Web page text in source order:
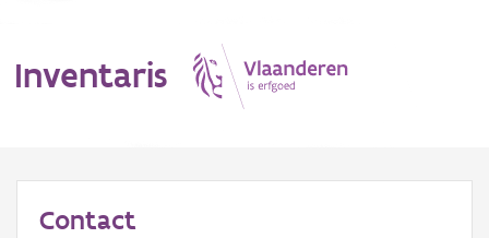
Inventaris
Contact